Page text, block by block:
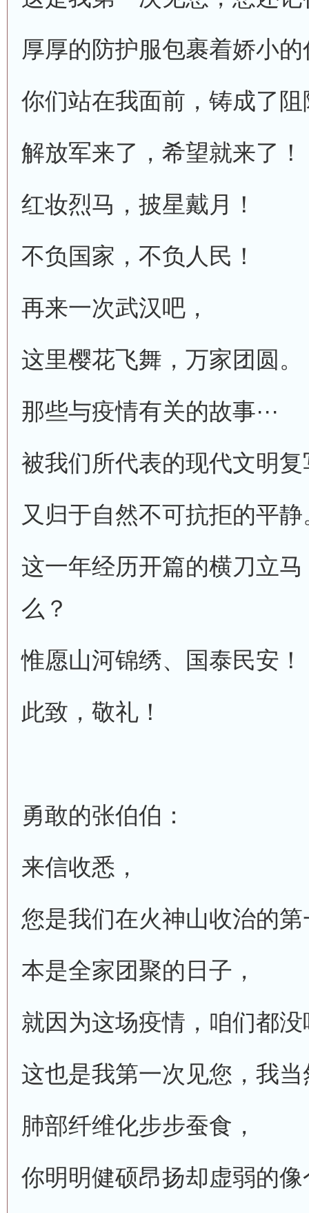
厚厚的防护服包裹着娇小的
你们站在我面前，铸成了
解放军来了，希望就来了！
红妆烈马，披星戴月！
不负国家，不负人民！
再来一次武汉吧，
这里樱花飞舞，万家团圆。
那些与疫情有关的故事···
被我们所代表的现代文明复
又归于自然不可抗拒的平静
这一年经历开篇的横刀立
么？
惟愿山河锦绣、国泰民安！
此致，敬礼！
勇敢的张伯伯：
来信收悉，
您是我们在火神山收治的
本是全家团聚的日子，
就因为这场疫情，咱们都
这也是我第一次见您，我
肺部纤维化步步蚕食，
你明明健硕昂扬却虚弱的